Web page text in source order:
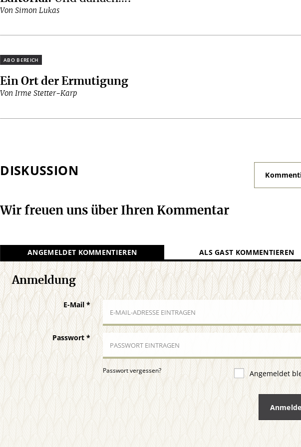
Von Simon Lukas
Plus
Ein Ort der Ermutigung
Von Irme Stetter-Karp
DISKUSSION
Wir freuen uns über Ihren Kommentar
ANGEMELDET KOMMENTIEREN ALS GAST KOMMENTIEREN
Anmeldung
E-Mail *
Passwort*
Passwort vergessen? Angemeldet